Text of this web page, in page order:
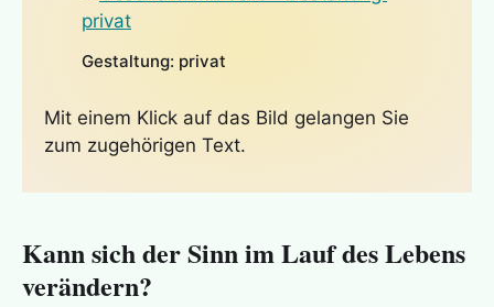
Gestaltung: privat
Mit einem Klick auf das Bild gelangen Sie
zum zugehörigen Text.
Kann sich der Sinn im Lauf des Lebens
verändern?